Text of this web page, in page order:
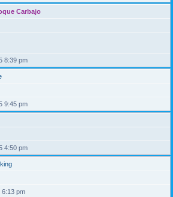
Carbajo
8:39 pm
9:45 pm
4:50 pm
6:13 pm